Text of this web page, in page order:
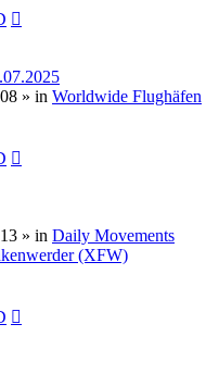
» in Worldwide Flughäfen
» in Daily Movements
(XFW)